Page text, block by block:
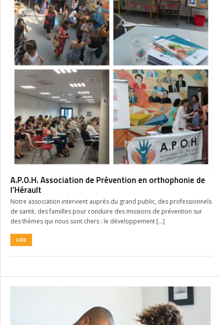
A.P.O.H. Association de Prévention en orthophonie de
l’Hérault
Notre association intervient auprès du grand public, des professionnels
de santé, des familles pour conduire des missions de prévention sur
des thèmes qui nous sont chers : le développement […]
LIRE